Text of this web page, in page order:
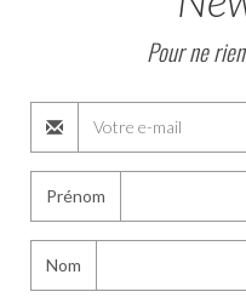
Pour ne
Prénom
Nom